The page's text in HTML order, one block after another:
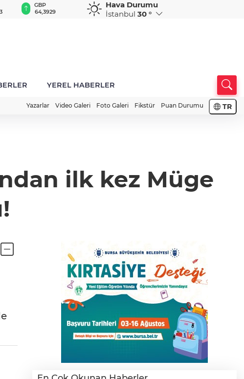
GBP
64,3929
CHF
59,0428
CAD
34,2168
Hava Durumu
İstanbul 30 °
YEREL HABERLER
Yazarlar Video Galeri Foto Galeri Fikstür Puan Durumu TR
ilk kez Müge